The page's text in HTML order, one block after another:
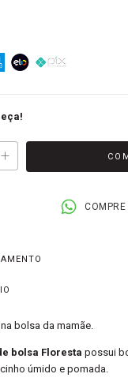
bolsa da mamãe.
bolsa Floresta possui
úmido e pomada.